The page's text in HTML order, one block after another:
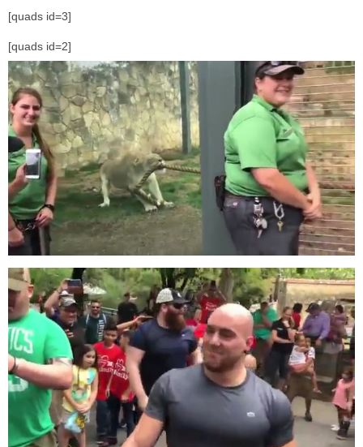
[quads id=3]
[quads id=2]